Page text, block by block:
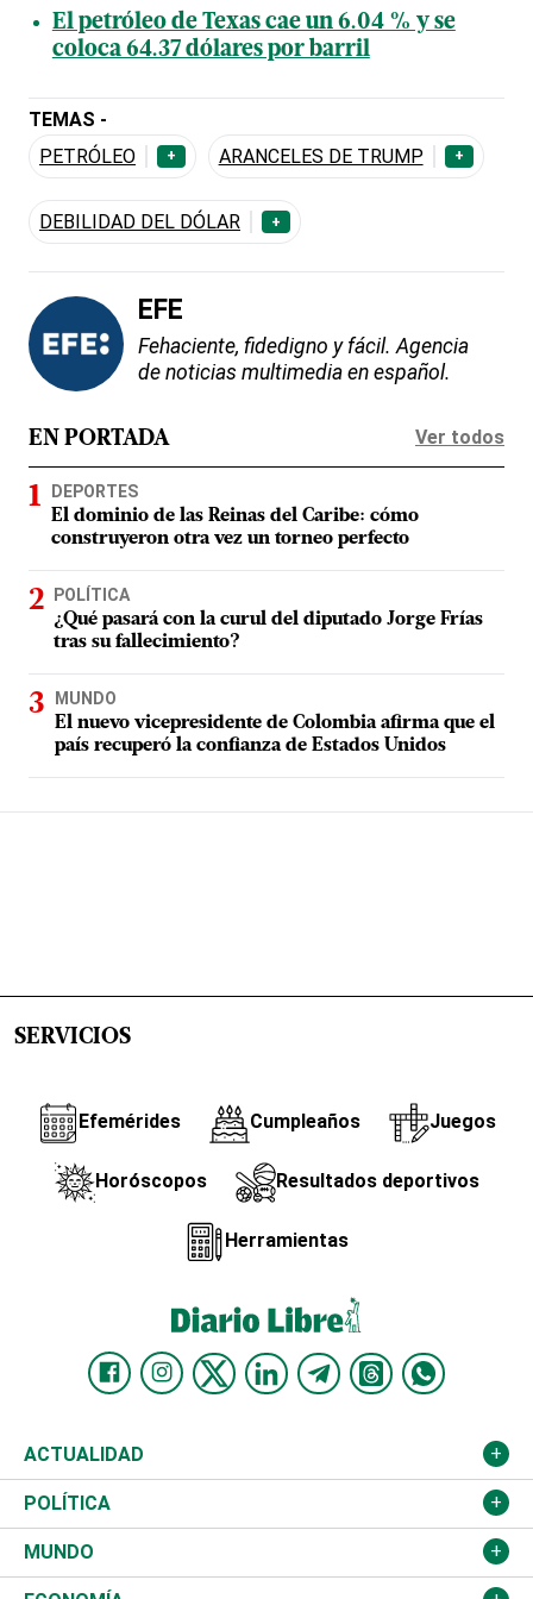
El petróleo de Texas cae un 6.04 % y se
coloca 64.37 dólares por barril
TEMAS -
PETRÓLEO
+ ARANCELES DE TRUMP +
DEBILIDAD DEL DÓLAR +
EFE
Fehaciente, fidedigno y fácil. Agencia
de noticias multimedia en español.
EN PORTADA Ver todos
DEPORTES
El dominio de las Reinas del Caribe: cómo
construyeron otra vez un torneo perfecto
POLÍTICA
¿Qué pasará con la curul del diputado Jorge Frías
tras su fallecimiento?
MUNDO
El nuevo vicepresidente de Colombia afirma que el
país recuperó la confianza de Estados Unidos
SERVICIOS
Efemérides Cumpleaños Juegos
Horóscopos Resultados deportivos
Herramientas
ACTUALIDAD
Nacional
Ciudad
POLÍTICA
Partidos
MUNDO